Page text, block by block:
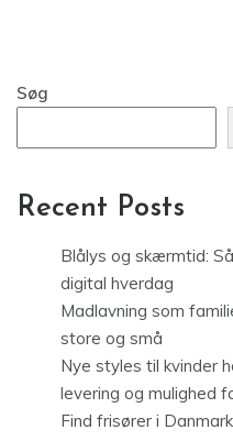
Søg
Recent Posts
Blålys og skærmtid:
digital hverdag
Madlavning som
store og små
Nye styles til kvinder
levering og mulighed
Find frisører i